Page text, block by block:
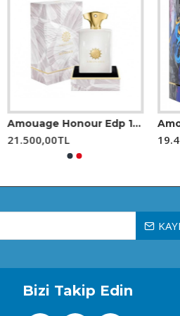
bu parfüm, dinamik ve
Amouage Honour Edp 100 Ml Erkek Parfüm
21.500,00TL
Bizi Takip Edin